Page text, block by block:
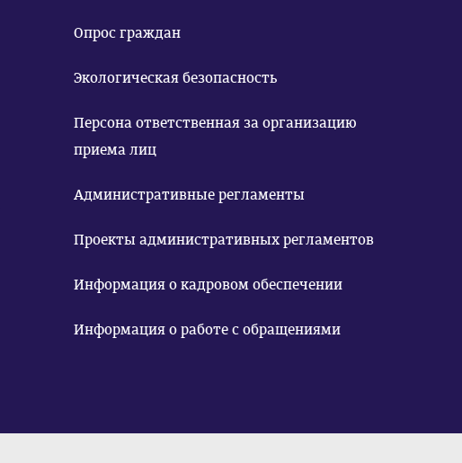
Опрос граждан
Экологическая безопасность
Персона ответственная за организацию
приема лиц
Административные регламенты
Проекты административных регламентов
Информация о кадровом обеспечении
Информация о работе с обращениями